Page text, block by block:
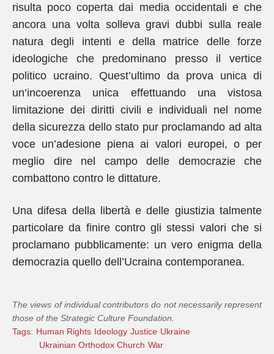
risulta poco coperta dai media occidentali e che
ancora una volta solleva gravi dubbi sulla reale
natura degli intenti e della matrice delle forze
ideologiche che predominano presso il vertice
politico ucraino. Quest’ultimo da prova unica di
un’incoerenza unica effettuando una vistosa
limitazione dei diritti civili e individuali nel nome
della sicurezza dello stato pur proclamando ad alta
voce un’adesione piena ai valori europei, o per
meglio dire nel campo delle democrazie che
combattono contro le dittature.
Una difesa della libertà e delle giustizia talmente
particolare da finire contro gli stessi valori che si
proclamano pubblicamente: un vero enigma della
democrazia quello dell’Ucraina contemporanea.
The views of individual contributors do not necessarily represent
those of the Strategic Culture Foundation.
Tags: Human Rights Ideology Justice Ukraine
Ukrainian Orthodox Church War